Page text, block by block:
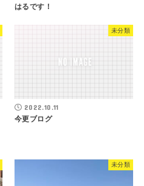
はるです！
未分類
2022.10.11
今更ブログ
未分類